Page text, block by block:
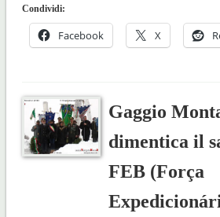
Condividi:
Facebook X
Gaggio
dimentica il
FEB (Força